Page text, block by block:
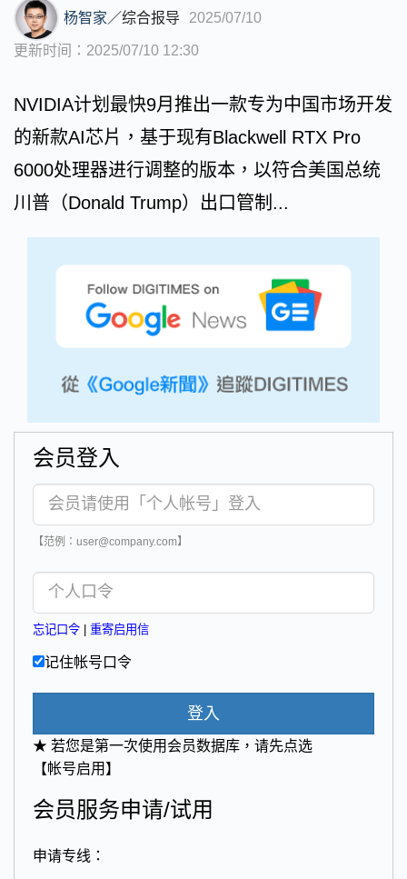
杨智家 ／综合报导 2025/07/10
更新时间：2025/07/10 12:30
NVIDIA计划最快9月推出一款专为中国市场开发
的新款AI芯片，基于现有Blackwell RTX Pro
6000处理器进行调整的版本，以符合美国总统
川普（Donald Trump）出口管制...
会员登入
【范例：user@company.com】
忘记口令 重寄启用信
记住帐号口令
登入
★ 若您是第一次使用会员数据库，请先点选
【帐号启用】
会员服务申请/试用
申请专线：